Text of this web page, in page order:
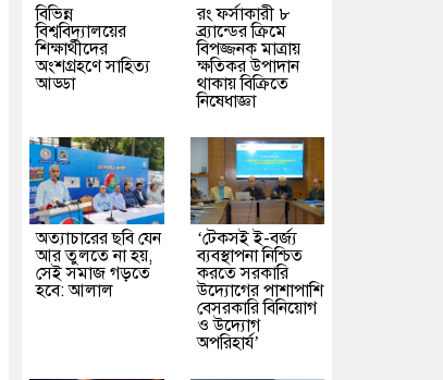
বিভিন্ন
বিশ্ববিদ্যালয়ের
শিক্ষার্থীদের
অংশগ্রহণে সাহিত্য
আড্ডা
রং ফর্সাকারী ৮
ব্র্যান্ডের ক্রিমে
বিপজ্জনক মাত্রায়
ক্ষতিকর উপাদান
থাকায় বিক্রিতে
নিষেধাজ্ঞা
অত্যাচারের ছবি যেন
আর তুলতে না হয়,
সেই সমাজ গড়তে
হবে: আলাল
‘টেকসই ই-বর্জ্য
ব্যবস্থাপনা নিশ্চিত
করতে সরকারি
উদ্যোগের পাশাপাশি
বেসরকারি বিনিয়োগ
ও উদ্যোগ
অপরিহার্য’